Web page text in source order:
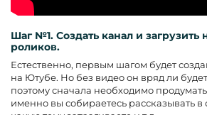
Шаг №1. Создать канал и загрузить
роликов.
Естественно, первым шагом будет
на Ютубе. Но без видео он вряд ли
поэтому сначала необходимо
именно вы собираетесь рассказывать в